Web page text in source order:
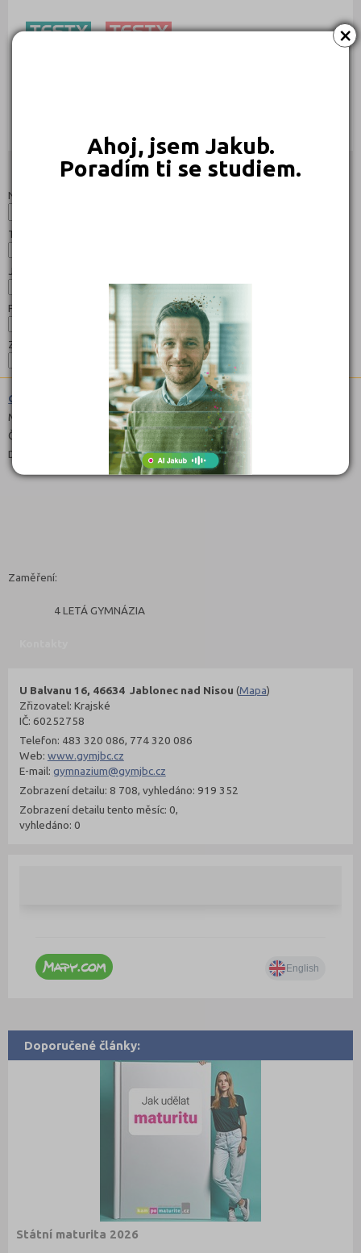
×
Ahoj, jsem Jakub.
Poradím ti se studiem.
Studijní programy/obory
Nahoru
Název:
Typ:
Jazyk:
Forma:
Zaměření:
Gymnázium (7941K41)
Maturitní
Čeština
Denní
Zaměření:
4 LETÁ GYMNÁZIA
U Balvanu 16, 46634 Jablonec nad Nisou (Mapa)
Zřizovatel: Krajské
IČ: 60252758
Telefon: 483 320 086, 774 320 086
Web: www.gymjbc.cz
E-mail: gymnazium@gymjbc.cz
Zobrazení detailu: 8 708, vyhledáno: 919 352
Zobrazení detailu tento měsíc: 0,
vyhledáno: 0
Doporučené články:
Státní maturita 2026